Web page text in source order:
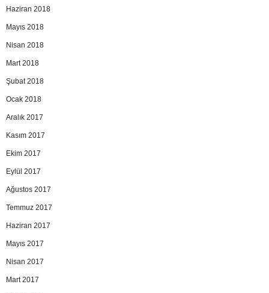
Haziran 2018
Mayıs 2018
Nisan 2018
Mart 2018
Şubat 2018
Ocak 2018
Aralık 2017
Kasım 2017
Ekim 2017
Eylül 2017
Ağustos 2017
Temmuz 2017
Haziran 2017
Mayıs 2017
Nisan 2017
Mart 2017